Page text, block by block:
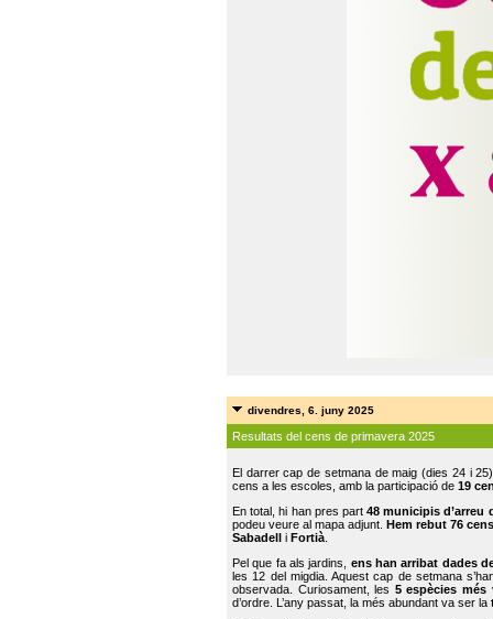
divendres, 6. juny 2025
Resultats del cens de primavera 2025
El darrer cap de setmana de maig (dies 24 i
cens a les escoles, amb la participació de 19
En total, hi han pres part48 municipis d’arreu
podeu veure al mapa adjunt. Hem rebut 76
Sabadell
i Fortià.
Pel que fa als jardins, ens han arribat dades
les 12 del migdia. Aquest cap de setmana
observada. Curiosament, les 5 espècies més
d’ordre. L’any passat, la més abundant va ser la